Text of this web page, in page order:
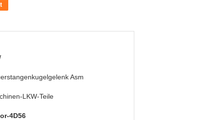
Asm
LKW-Teile
4D56